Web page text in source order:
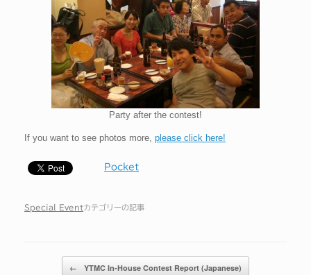
Party after the contest!
If you want to see photos more, please click here!
Pocket
Special Eventカテゴリーの記事
← YTMC In-House Contest Report (Japanese)